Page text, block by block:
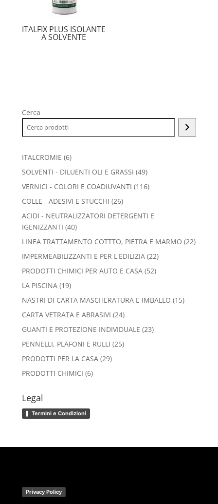
ITALFIX PLUS ISOLANTE
A SOLVENTE
Cerca
ITALCROMIE 66
prodotti
SOLVENTI - DILUENTI OLI E GRASSI 4949
prodotti
VERNICI - COLORI E COADIUVANTI 116116
COLLE - ADESIVI E STUCCHI 2626
prodotti
ACIDI - NEUTRALIZZATORI DETERGENTI E
IGENIZZANTI 4040
prodotti
LINEA TRATTAMENTO COTTTO, PIETRA E MARMO 2222
IMPERMEABILIZZANTI E PER L'EDILIZIA 2222
PRODOTTI CHIMICI PER AUTO E CASA 5252
LA PISCINA 1919
prodotti
NASTRI DI CARTA MASCHERATURA E IMBALLO 1515
CARTA VETRATA E ABRASIVI 2424
prodotti
GUANTI E PROTEZIONE INDIVIDUALE 2323
PENNELLI, PLAFONI E RULLI 2525
PRODOTTI PER LA CASA 2929
PRODOTTI CHIMICI 66
Legal
Termini e Condizioni
Privacy Policy